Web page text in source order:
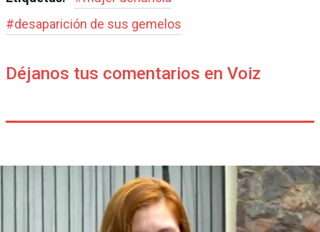
#desaparición de sus gemelos
Déjanos tus comentarios en Voiz